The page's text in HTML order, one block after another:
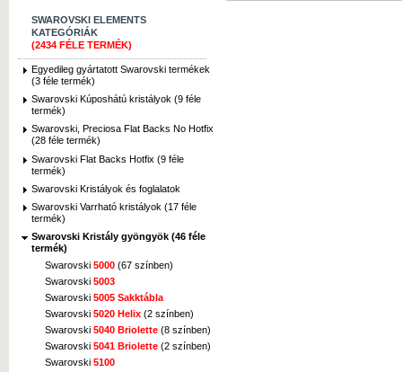
SWAROVSKI ELEMENTS
KATEGÓRIÁK
(2434 FÉLE TERMÉK)
Egyedileg gyártatott Swarovski termékek
(3 féle termék)
Swarovski Kúposhátú kristályok (9 féle
termék)
Swarovski, Preciosa Flat Backs No Hotfix
(28 féle termék)
Swarovski Flat Backs Hotfix (9 féle
termék)
Swarovski Kristályok és foglalatok
Swarovski Varrható kristályok (17 féle
termék)
Swarovski Kristály gyöngyök (46 féle
termék)
Swarovski 5000 (67 színben)
Swarovski 5003
Swarovski 5005 Sakktábla
Swarovski 5020 Helix (2 színben)
Swarovski 5040 Briolette (8 színben)
Swarovski 5041 Briolette (2 színben)
Swarovski 5100